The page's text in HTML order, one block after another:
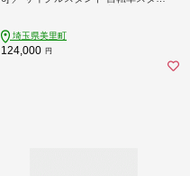
コンクリート 芝生 細身デザイン お
しゃれ 景観配慮 CESTA 埼玉県
埼玉県美里町
124,000 円